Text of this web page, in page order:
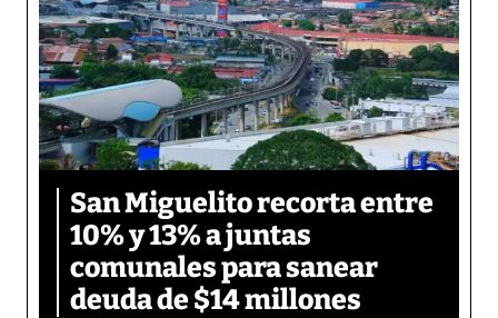
San Miguelito recorta entre
10% y 13% a juntas
comunales para sanear
deuda de $14 millones